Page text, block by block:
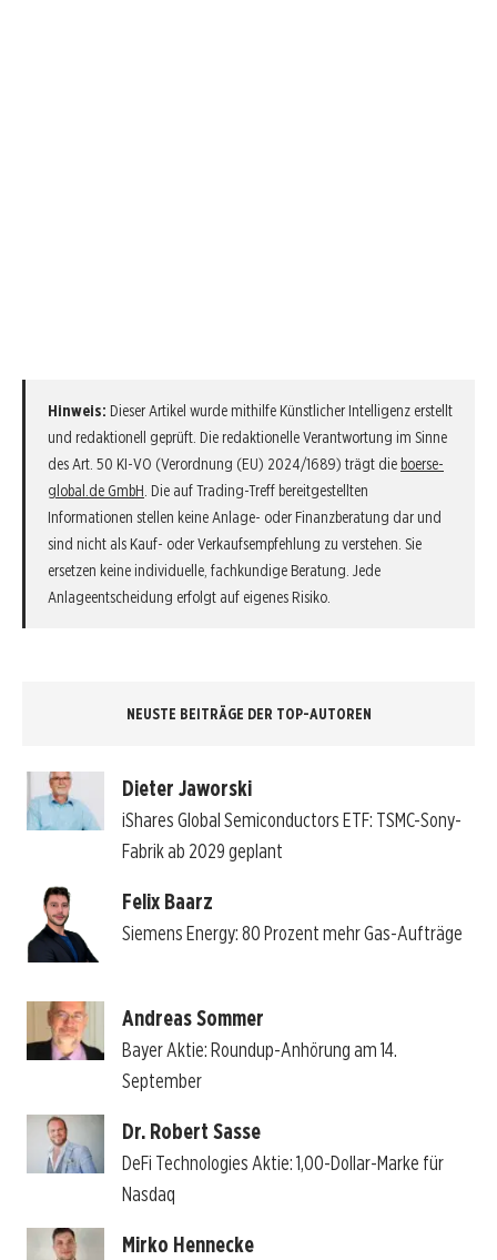
Hinweis: Dieser Artikel wurde mithilfe Künstlicher Intelligenz erstellt
und redaktionell geprüft. Die redaktionelle Verantwortung im Sinne
des Art. 50 KI-VO (Verordnung (EU) 2024/1689) trägt die boerse-
global.de GmbH . Die auf Trading-Treff bereitgestellten
Informationen stellen keine Anlage- oder Finanzberatung dar und
sind nicht als Kauf- oder Verkaufsempfehlung zu verstehen. Sie
ersetzen keine individuelle, fachkundige Beratung. Jede
Anlageentscheidung erfolgt auf eigenes Risiko.
NEUSTE BEITRÄGE DER TOP-AUTOREN
Dieter Jaworski
iShares Global Semiconductors ETF: TSMC-Sony-
Fabrik ab 2029 geplant
Felix Baarz
Siemens Energy: 80 Prozent mehr Gas-Aufträge
Andreas Sommer
Bayer Aktie: Roundup-Anhörung am 14.
September
Dr. Robert Sasse
DeFi Technologies Aktie: 1,00-Dollar-Marke für
Nasdaq
Mirko Hennecke